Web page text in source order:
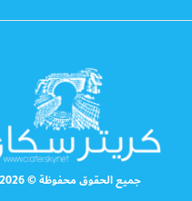
جميع الحقوق محفوظة © 2026